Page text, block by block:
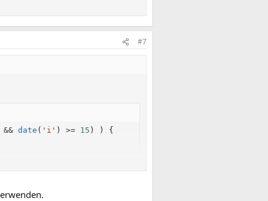
#7
&& date ( 'i' ) >= 15 ) ) {